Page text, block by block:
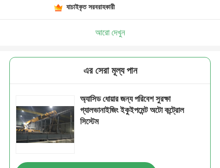
যাচাইকৃত সরবরাহকারী
আরো দেখুন
এর সেরা মূল্য পান
অ্যাসিড ধোয়ার জন্য পরিবেশ সুরক্ষা
গ্যালভানাইজিং ইকুইপমেন্ট অটো কন্ট্রোল
সিস্টেম